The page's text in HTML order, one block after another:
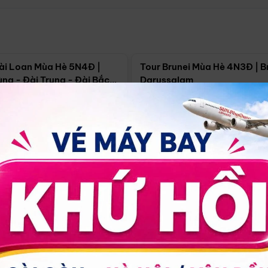
Loan Mùa Hè 5N4Đ |
- Đài Trung - Đài Bắc
18/09
Tour Brunei Mùa Hè 4N3Đ |
Darussalam
Hồ Chí Minh 4N3Đ
30/08 17/09 24/09
14.499.000đ Xem chi